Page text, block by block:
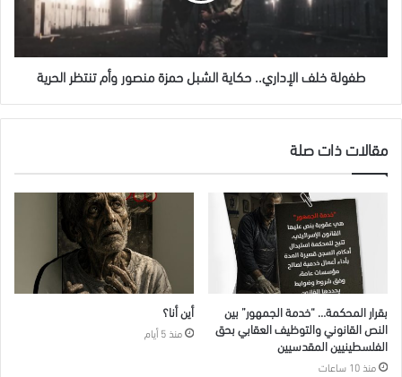
تنتظر
طفولة خلف الإداري.. حكاية الشبل حمزة منصور وأم تنتظر الحرية
مقالات ذات صلة
بقرار المحكمة… “خدمة الجمهور” بين
النص القانوني والتوظيف العقابي بحق
الفلسطينيين المقدسيين
منذ 10 ساعات
أين أنا؟
منذ 5 أيام